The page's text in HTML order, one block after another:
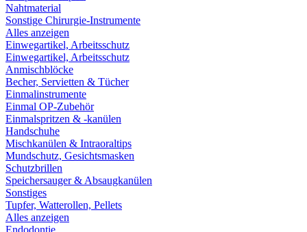
Nahtmaterial
Sonstige Chirurgie-Instrumente
Alles anzeigen
Einwegartikel, Arbeitsschutz
Einwegartikel, Arbeitsschutz
Anmischblöcke
Becher, Servietten & Tücher
Einmalinstrumente
Einmal OP-Zubehör
Einmalspritzen & -kanülen
Handschuhe
Mischkanülen & Intraoraltips
Mundschutz, Gesichtsmasken
Schutzbrillen
Speichersauger & Absaugkanülen
Sonstiges
Tupfer, Watterollen, Pellets
Alles anzeigen
Endodontie